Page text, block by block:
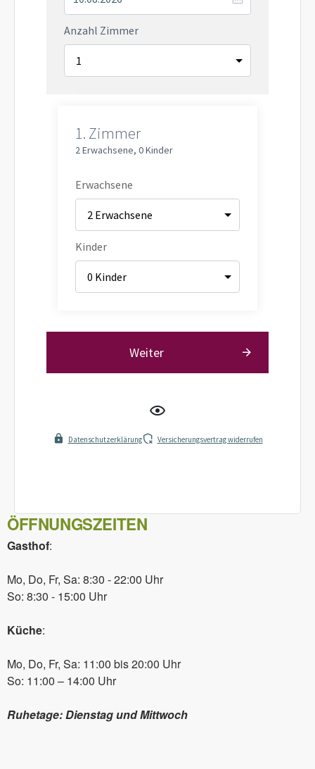
ÖFFNUNGSZEITEN
Gasthof:
Mo, Do, Fr, Sa: 8:30 - 22:00 Uhr
So: 8:30 - 15:00 Uhr
Küche:
Mo, Do, Fr, Sa: 11:00 bis 20:00 Uhr
So: 11:00 – 14:00 Uhr
Ruhetage: Dienstag und Mittwoch